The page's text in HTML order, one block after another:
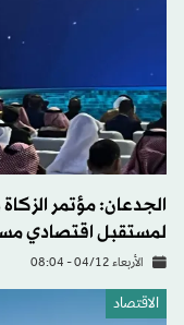
الجدعان: مؤتمر
لمستقبل اقتصادي
الأربعاء 04/12 - 08:04
الاقتصاد